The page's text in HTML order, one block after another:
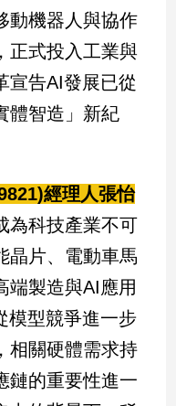
動機器人與協作
正式投入工業與
宣告AI發展已從
體智造」新紀
經理人張怡
為科技產業不可
晶片、電動車馬
端製造與AI應用
模型競爭進一步
相關硬體需求持
鏈的重要性進一